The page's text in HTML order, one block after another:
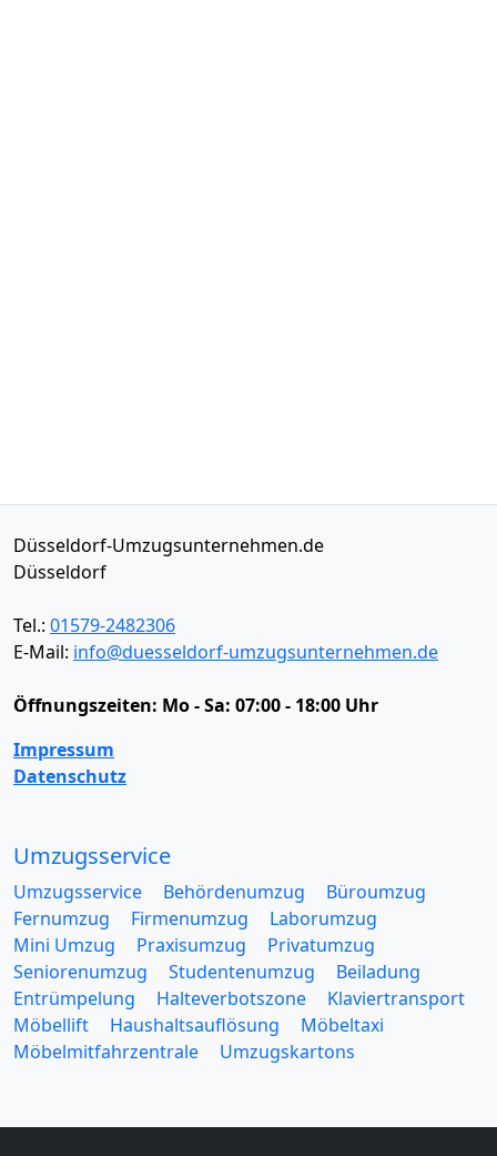
Düsseldorf-Umzugsunternehmen.de
Düsseldorf
Tel.: 01579-2482306
E-Mail: info@duesseldorf-umzugsunternehmen.de
Öffnungszeiten: Mo - Sa: 07:00 - 18:00 Uhr
Impressum
Datenschutz
Umzugsservice
Umzugsservice Behördenumzug
Büroumzug
Fernumzug
Firmenumzug
Laborumzug
Mini Umzug
Praxisumzug
Privatumzug
Seniorenumzug
Studentenumzug
Beiladung
Entrümpelung
Halteverbotszone
Klaviertransport
Möbellift
Haushaltsauflösung
Möbeltaxi
Möbelmitfahrzentrale
Umzugskartons